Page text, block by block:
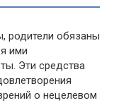
родители обязаны
ими
Эти средства
о нецелевом